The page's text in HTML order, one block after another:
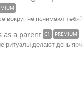
вокруг не понимают тебя?
as a parent C1 PREMIUM
ритуалы делают день ярче.